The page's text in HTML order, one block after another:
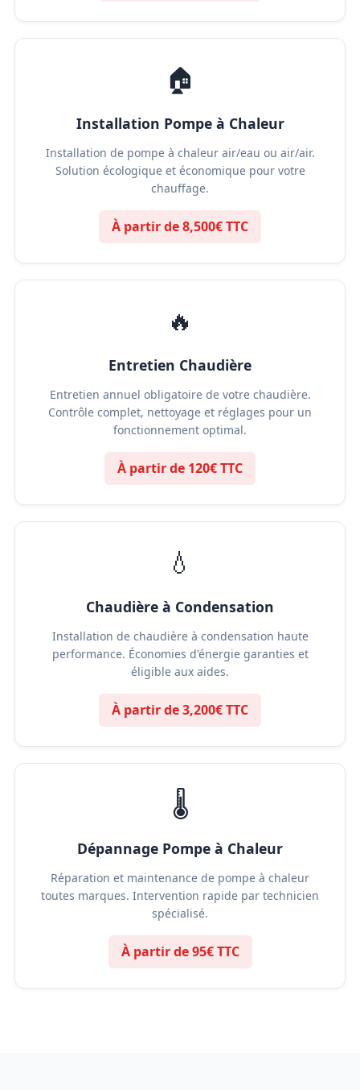
🏠
Installation Pompe à Chaleur
Installation de pompe à chaleur air/eau ou air/air.
Solution écologique et économique pour votre
chauffage.
À partir de 8,500€ TTC
🔥
Entretien Chaudière
Entretien annuel obligatoire de votre chaudière.
Contrôle complet, nettoyage et réglages pour un
fonctionnement optimal.
À partir de 120€ TTC
💧
Chaudière à Condensation
Installation de chaudière à condensation haute
performance. Économies d'énergie garanties et
éligible aux aides.
À partir de 3,200€ TTC
🌡️
Dépannage Pompe à Chaleur
Réparation et maintenance de pompe à chaleur
toutes marques. Intervention rapide par technicien
spécialisé.
À partir de 95€ TTC